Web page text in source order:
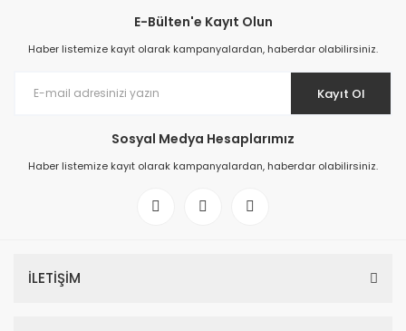
E-Bülten'e Kayıt Olun
Haber listemize kayıt olarak kampanyalardan, haberdar olabilirsiniz.
Kayıt Ol
Sosyal Medya Hesaplarımız
Haber listemize kayıt olarak kampanyalardan, haberdar olabilirsiniz.
İLETİŞİM